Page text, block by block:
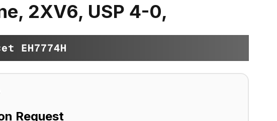
2XV6, USP 4-0,
:et EH7774H
Request